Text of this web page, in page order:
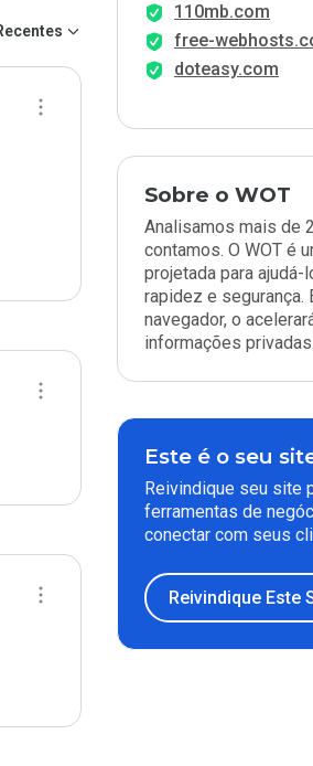
110mb.com
free-
doteasy.com
Sobre o WOT
Analisamos mais de
contamos. O WOT é
projetada para ajudá-
rapidez e segurança.
navegador, o
informações privadas.
Este é o seu
Reivindique seu site
ferramentas de
conectar com seus
Reivindique Este